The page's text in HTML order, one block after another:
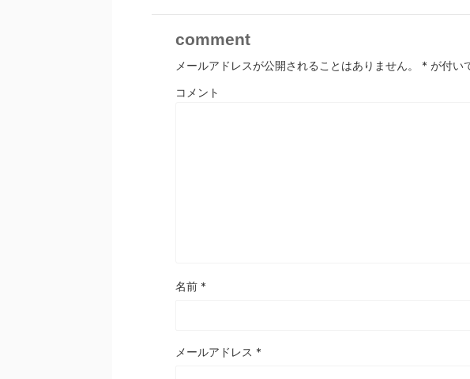
comment
メールアドレスが公開されることはありません。 * が付い
コメント
名前 *
メールアドレス *